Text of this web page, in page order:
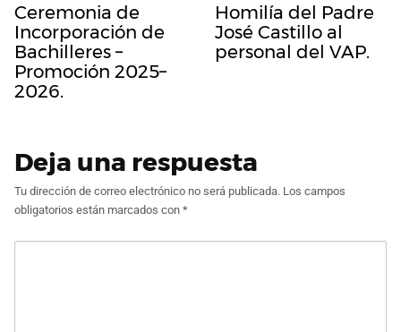
Ceremonia de
Incorporación de
Bachilleres –
Promoción 2025–
2026.
Homilía del Padre
José Castillo al
personal del VAP.
Deja una respuesta
Tu dirección de correo electrónico no será publicada. Los campos
obligatorios están marcados con *